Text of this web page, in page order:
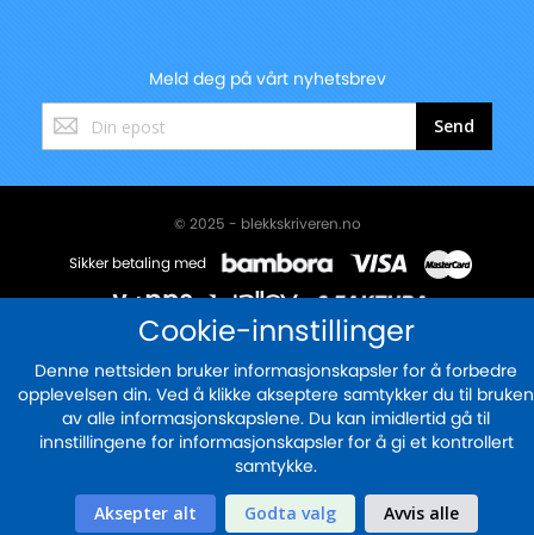
Meld deg på vårt nyhetsbrev
Registrer
deg
vårt
Send
© 2025 - blekkskriveren.no
Sikker betaling med
Cookie-innstillinger
Denne nettsiden bruker informasjonskapsler for å forbedre
opplevelsen din. Ved å klikke akseptere samtykker du til bruken
av alle informasjonskapslene. Du kan imidlertid gå til
innstillingene for informasjonskapsler for å gi et kontrollert
samtykke.
Aksepter alt Godta valg Avvis alle